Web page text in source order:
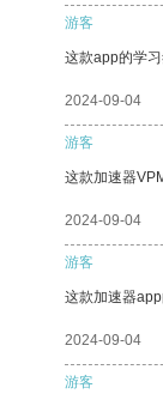
游客
这款app的学
2024-09-04
游客
这款加速器
2024-09-04
游客
这款加速器
2024-09-04
游客